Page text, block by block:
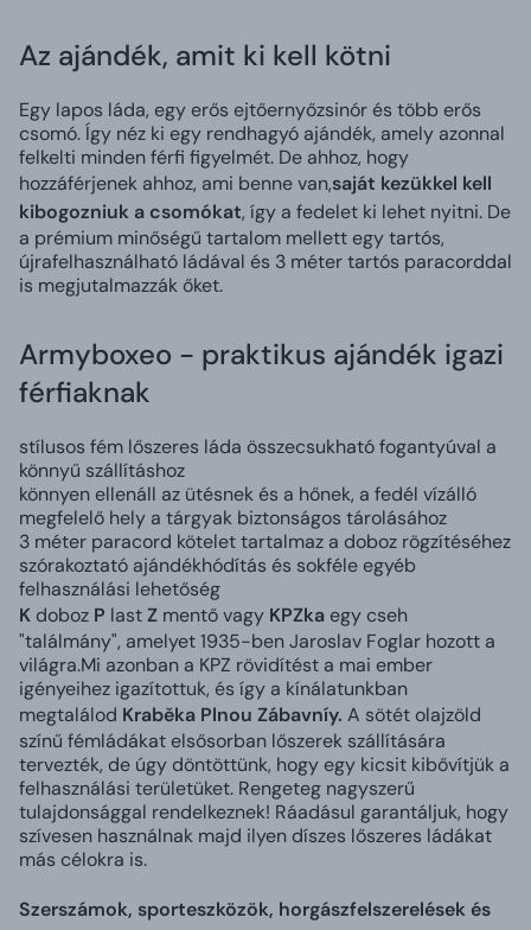
Az ajándék, amit ki kell kötni
Egy lapos láda, egy erős ejtőernyőzsinór és több erős
csomó. Így néz ki egy rendhagyó ajándék, amely azonnal
felkelti minden férfi figyelmét. De ahhoz, hogy
hozzáférjenek ahhoz, ami benne van,saját kezükkel kell
kibogozniuk a csomókat, így a fedelet ki lehet nyitni. De
a prémium minőségű tartalom mellett egy tartós,
újrafelhasználható ládával és 3 méter tartós paracorddal
is megjutalmazzák őket.
Armyboxeo - praktikus ajándék igazi
férfiaknak
stílusos fém lőszeres láda összecsukható fogantyúval a
könnyű szállításhoz
könnyen ellenáll az ütésnek és a hőnek, a fedél vízálló
megfelelő hely a tárgyak biztonságos tárolásához
3 méter paracord kötelet tartalmaz a doboz rögzítéséhez
szórakoztató ajándékhódítás és sokféle egyéb
felhasználási lehetőség
K doboz P lastZ mentő vagy KPZka egy cseh
"találmány", amelyet 1935-ben Jaroslav Foglar hozott a
világra.Mi azonban a KPZ rövidítést a mai ember
igényeihez igazítottuk, és így a kínálatunkban
megtalálod Kraběka Plnou Zábavníy. A sötét olajzöld
színű fémládákat elsősorban lőszerek szállítására
tervezték, de úgy döntöttünk, hogy egy kicsit kibővítjük a
felhasználási területüket. Rengeteg nagyszerű
tulajdonsággal rendelkeznek! Ráadásul garantáljuk, hogy
szívesen használnak majd ilyen díszes lőszeres ládákat
más célokra is.
Szerszámok, sporteszközök, horgászfelszerelések és